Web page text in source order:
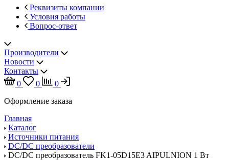
Реквизиты компании
Условия работы
Вопрос-ответ
Производители
Новости
Контакты
0
0
0
Оформление заказа
Главная
Каталог
Источники питания
DC/DC преобразователи
DC/DC преобразователь FK1-05D15E3 AIPULNION 1 Вт